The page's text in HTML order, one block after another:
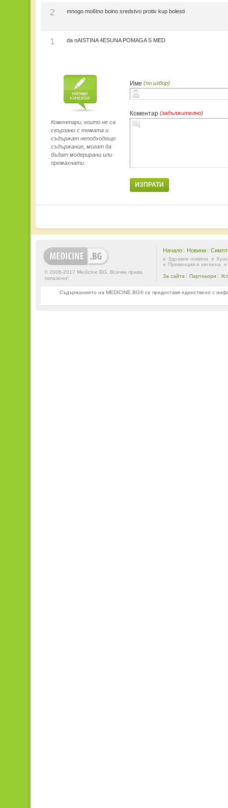
2 mnogo mo6tno boino sredstvo protiv kup bolesti
1 da nAISTINA 4ESUNA POMAGA S MED
Име (по избор)
Коментар (задължително)
ИЗПРАТИ
Коментари, които не са
свързани с темата и
съдържат неподходящо
съдържание, могат да
бъдат модерирани или
премахнати.
© 2006-2017 Medicine.BG. Всички права
запазени!
Начало Новини
Здравни новини
Превенция и хигиена
За сайта Партньори
Съдържанието на MEDICINE.BG® се предоставя единствено с